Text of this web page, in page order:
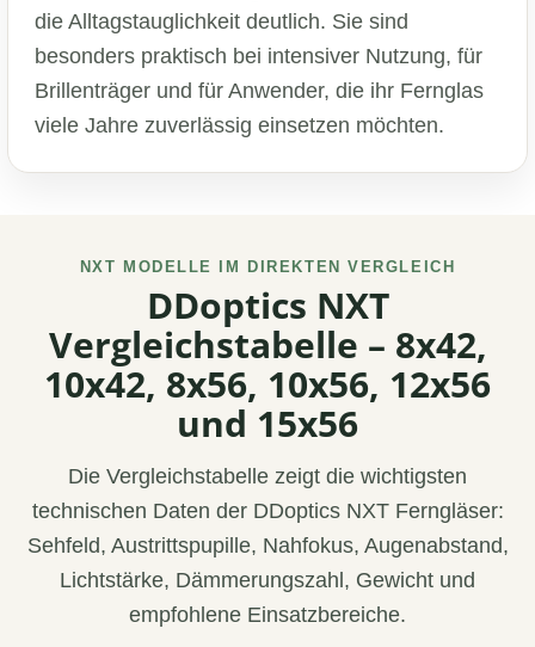
die Alltagstauglichkeit deutlich. Sie sind
besonders praktisch bei intensiver Nutzung, für
Brillenträger und für Anwender, die ihr Fernglas
viele Jahre zuverlässig einsetzen möchten.
NXT MODELLE IM DIREKTEN VERGLEICH
DDoptics NXT
Vergleichstabelle – 8x42,
10x42, 8x56, 10x56, 12x56
und 15x56
Die Vergleichstabelle zeigt die wichtigsten
technischen Daten der DDoptics NXT Ferngläser:
Sehfeld, Austrittspupille, Nahfokus, Augenabstand,
Lichtstärke, Dämmerungszahl, Gewicht und
empfohlene Einsatzbereiche.